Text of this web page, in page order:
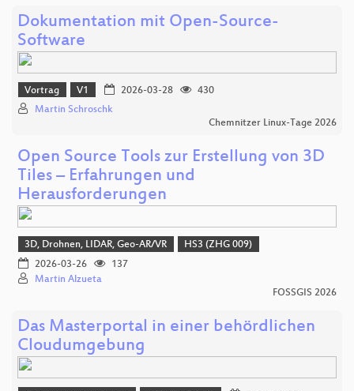
Dokumentation mit Open-Source-
Software
Vortrag V1 2026-03-28
430
Martin Schroschk
Chemnitzer Linux-Tage 2026
Open Source Tools zur Erstellung von 3D
Tiles – Erfahrungen und
Herausforderungen
3D, Drohnen, LIDAR, Geo-AR/VR
HS3 (ZHG 009)
2026-03-26
137
Martin Alzueta
FOSSGIS 2026
Das Masterportal in einer behördlichen
Cloudumgebung